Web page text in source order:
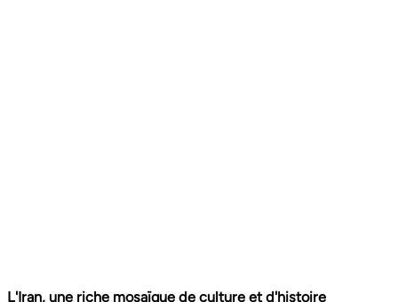
L'Iran, une riche mosaïque de culture et d'histoire